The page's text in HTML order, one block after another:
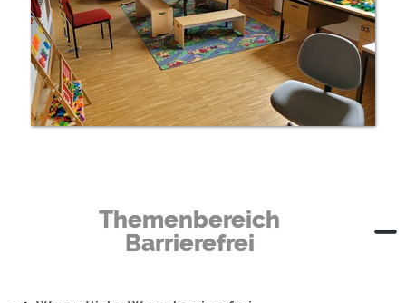
Themenbereich
Barrierefrei